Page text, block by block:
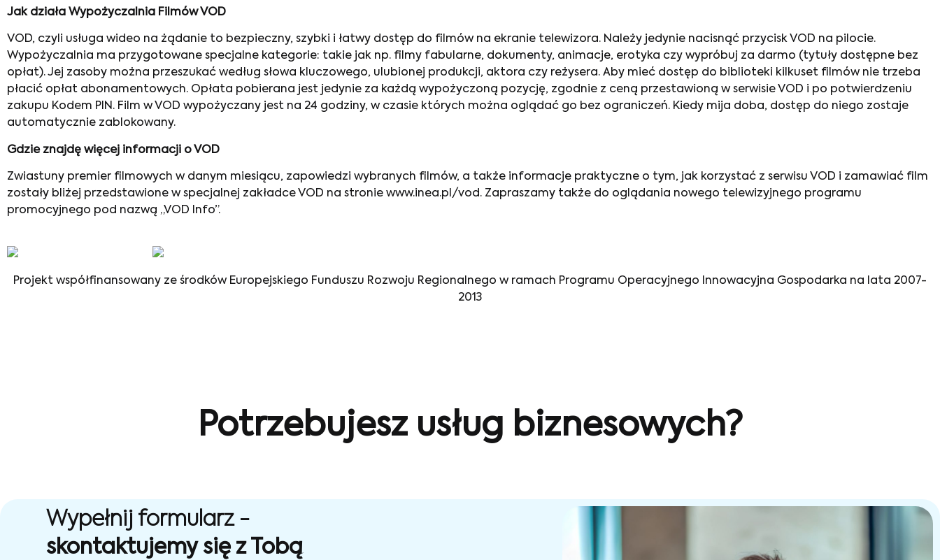
Jak działa Wypożyczalnia Filmów VOD
VOD, czyli usługa wideo na żądanie to bezpieczny, szybki i łatwy dostęp do filmów na ekranie telewizora. Należy jedynie nacisnąć przycisk VOD na pilocie.
Wypożyczalnia ma przygotowane specjalne kategorie: takie jak np. filmy fabularne, dokumenty, animacje, erotyka czy wypróbuj za darmo (tytuły dostępne bez
opłat). Jej zasoby można przeszukać według słowa kluczowego, ulubionej produkcji, aktora czy reżysera. Aby mieć dostęp do biblioteki kilkuset filmów nie trzeba
płacić opłat abonamentowych. Opłata pobierana jest jedynie za każdą wypożyczoną pozycję, zgodnie z ceną przestawioną w serwisie VOD i po potwierdzeniu
zakupu Kodem PIN. Film w VOD wypożyczany jest na 24 godziny, w czasie których można oglądać go bez ograniczeń. Kiedy mija doba, dostęp do niego zostaje
automatycznie zablokowany.
Gdzie znajdę więcej informacji o VOD
Zwiastuny premier filmowych w danym miesiącu, zapowiedzi wybranych filmów, a także informacje praktyczne o tym, jak korzystać z serwisu VOD i zamawiać film
zostały bliżej przedstawione w specjalnej zakładce VOD na stronie www.inea.pl/vod. Zapraszamy także do oglądania nowego telewizyjnego programu
promocyjnego pod nazwą „VOD Info”.
Projekt współfinansowany ze środków Europejskiego Funduszu Rozwoju Regionalnego w ramach Programu Operacyjnego Innowacyjna Gospodarka na lata 2007-
2013
Potrzebujesz usług biznesowych?
Wypełnij formularz -
skontaktujemy się z Tobą